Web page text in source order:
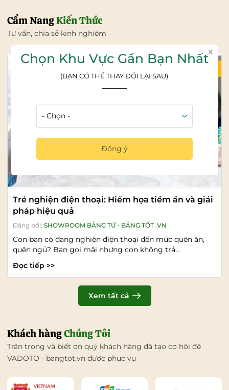
Cẩm NangKiến Thức
Tư vấn, chia sẻ kinh nghiệm
Trẻ nghiện điện thoại: Hiểm họa tiềm ẩn và giải
pháp hiệu quả
Đăng bởi: SHOWROOM BẢNG TỪ - BẢNG TỐT .VN
Con bạn có đang nghiện điện thoại đến mức quên ăn,
quên ngủ? Bạn gọi mãi nhưng con không trả...
Đọc tiếp >>
Xem tất cả
Khách hàngChúng Tôi
Trân trọng và biết ơn quý khách hàng đã tạo cơ hội để
VADOTO - bangtot.vn được phục vụ
x
Chọn Khu Vực Gần Bạn Nhất
(BẠN CÓ THỂ THAY ĐỔI LẠI SAU)
Đồng ý